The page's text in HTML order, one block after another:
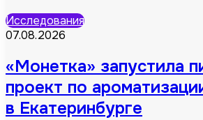
Исследования
07.08.2026
«Монетка» запустила
проект по
в Екатеринбурге